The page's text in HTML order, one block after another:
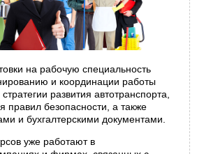
на рабочую специальность
и координации работы
развития автотранспорта,
правил безопасности, а также
и бухгалтерскими документами.
уже работают в